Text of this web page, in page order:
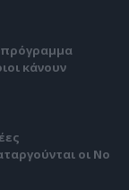
πρόγραμμα
κάνουν
οι Νο